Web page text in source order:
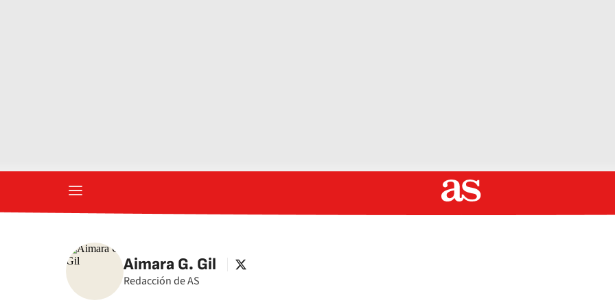
Aimara G. Gil
Redacción de AS
twitter